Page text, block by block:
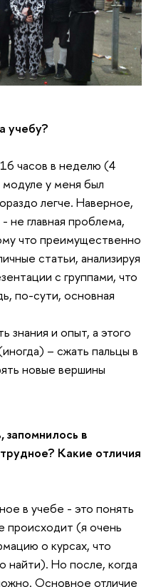
учебу?
часов в неделю (4
у меня был
легче. Наверное,
главная проблема,
что преимущественно
статьи, анализируя
с группами, что
по-сути, основная
знания и опыт, а этого
– сжать пальцы в
новые вершины
запомнилось в
Какие отличия
в учебе - это понять
происходит (я очень
о курсах, что
найти). Но после, когда
Основное отличие